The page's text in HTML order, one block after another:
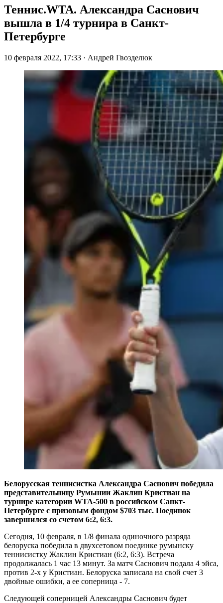
Теннис.WTA. Александра Саснович
вышла в 1/4 турнира в Санкт-
Петербурге
10 февраля 2022, 17:33 · Андрей Гвозделюк
Белорусская теннисистка Александра Саснович победила
представительницу Румынии Жаклин Кристиан на
турнире категории WTA-500 в российском Санкт-
Петербурге с призовым фондом $703 тыс. Поединок
завершился со счетом 6:2, 6:3.
Сегодня, 10 февраля, в 1/8 финала одиночного разряда
белоруска победила в двухсетовом поединке румынску
теннисистку Жаклин Кристиан (6:2, 6:3). Встреча
продолжалась 1 час 13 минут. За матч Саснович подала 4 эйса,
против 2-х у Кристиан. Белоруска записала на свой счет 3
двойные ошибки, а ее соперница - 7.
Следующей соперницей Александры Саснович будет